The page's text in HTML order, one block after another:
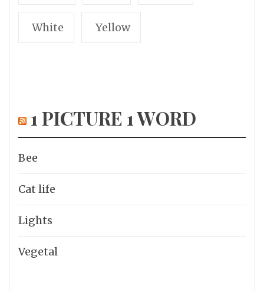
White Yellow
1 PICTURE 1 WORD
Bee
Cat life
Lights
Vegetal